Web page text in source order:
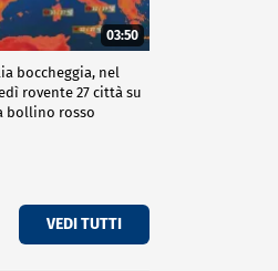
03:50
boccheggia, nel
rovente 27 città su
bollino rosso
VEDI TUTTI